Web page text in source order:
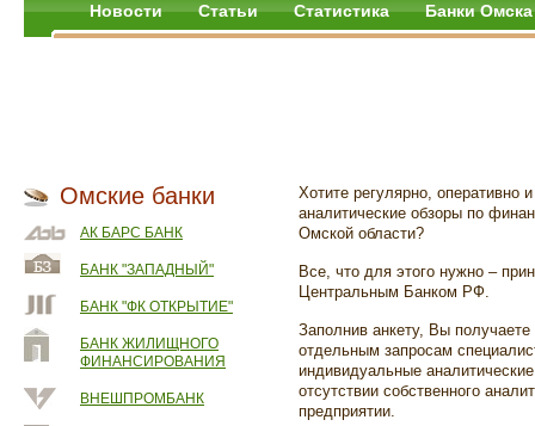
Новости Статьи Статистика Банки Омска
Омские банки
АК БАРС БАНК
БАНК "ЗАПАДНЫЙ"
БАНК "ФК ОТКРЫТИЕ"
БАНК ЖИЛИЩНОГО
ФИНАНСИРОВАНИЯ
ВНЕШПРОМБАНК
Хотите регулярно,
аналитические обзоры по
Омской области?
Все, что для этого нужно –
Центральным Банком РФ.
Заполнив анкету, Вы
отдельным запросам
индивидуальные
отсутствии собственного
предприятии.